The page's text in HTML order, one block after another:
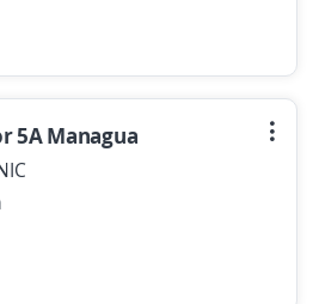
5A Managua